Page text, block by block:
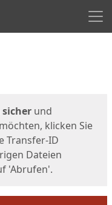
sicher und
klicken Sie
Transfer-ID
Dateien
'Abrufen'.